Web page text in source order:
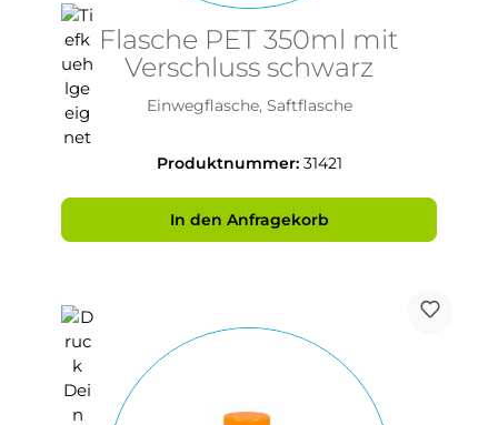
Flasche PET 350ml mit
Verschluss schwarz
Einwegflasche, Saftflasche
Produktnummer: 31421
In den Anfragekorb